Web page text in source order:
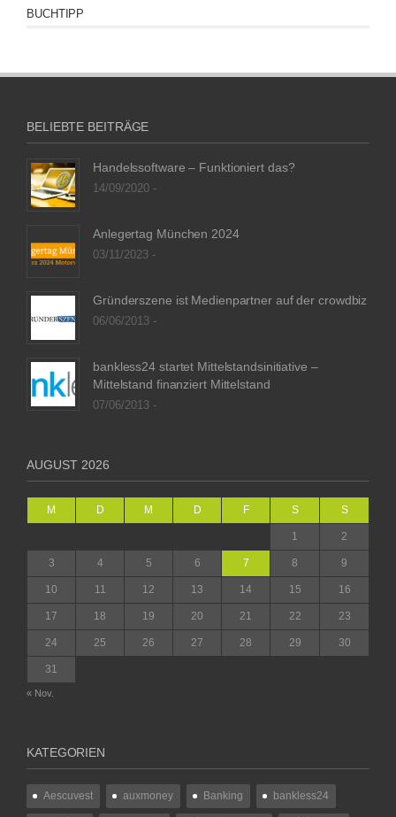
BUCHTIPP
BELIEBTE BEITRÄGE
Handelssoftware – Funktioniert das?
14/09/2020 -
Anlegertag München 2024
03/11/2023 -
Gründerszene ist Medienpartner auf der crowdbiz
06/06/2013 -
bankless24 startet Mittelstandsinitiative –
Mittelstand finanziert Mittelstand
07/06/2013 -
AUGUST 2026
M D M D F S S
1 2
3 4 5 6 7 8 9
10 11 12 13 14 15 16
17 18 19 20 21 22 23
24 25 26 27 28 29 30
31
« Nov.
KATEGORIEN
Aescuvest auxmoney Banking bankless24